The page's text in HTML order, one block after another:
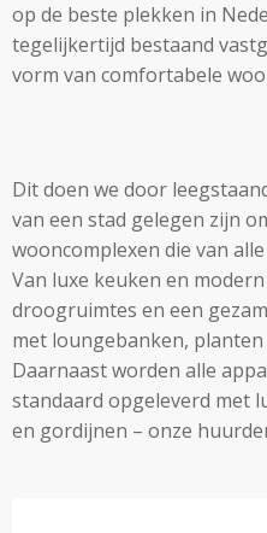
op de beste plekken in
tegelijkertijd bestaand
vorm van comfortabele
Dit doen we door
van een stad gelegen zijn
wooncomplexen die van
Van luxe keuken en
droogruimtes en een
met loungebanken, planten
Daarnaast worden alle
standaard opgeleverd met
en gordijnen – onze